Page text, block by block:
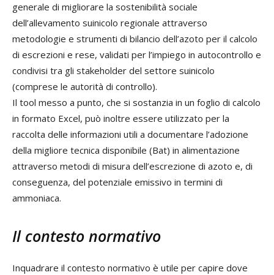
generale di migliorare la sostenibilità sociale
dell’allevamento suinicolo regionale attraverso
metodologie e strumenti di bilancio dell’azoto per il calcolo
di escrezioni e rese, validati per l’impiego in autocontrollo e
condivisi tra gli stakeholder del settore suinicolo
(comprese le autorità di controllo).
Il tool messo a punto, che si sostanzia in un foglio di calcolo
in formato Excel, può inoltre essere utilizzato per la
raccolta delle informazioni utili a documentare l’adozione
della migliore tecnica disponibile (Bat) in alimentazione
attraverso metodi di misura dell’escrezione di azoto e, di
conseguenza, del potenziale emissivo in termini di
ammoniaca.
Il contesto normativo
Inquadrare il contesto normativo è utile per capire dove